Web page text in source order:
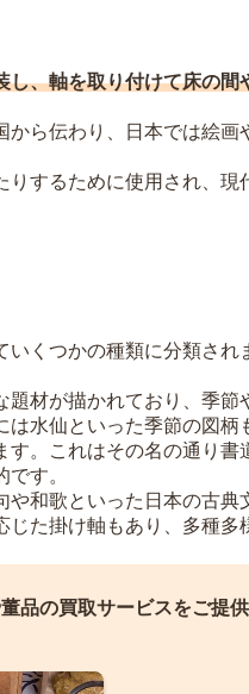
し、軸を取り付けて床の
ら伝わり、日本では絵
りするために使用され、
くつかの種類に分類され
材が描かれており、季
水仙といった季節の図柄
す。これはその名の通り
す。
や和歌といった日本の古典
じた掛け軸もあり、多種
品の買取サービスをご提供